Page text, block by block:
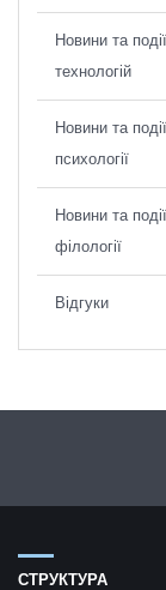
Новини та
технологій
Новини та
психології
Новини та
філології
Відгуки
СТРУКТУРА